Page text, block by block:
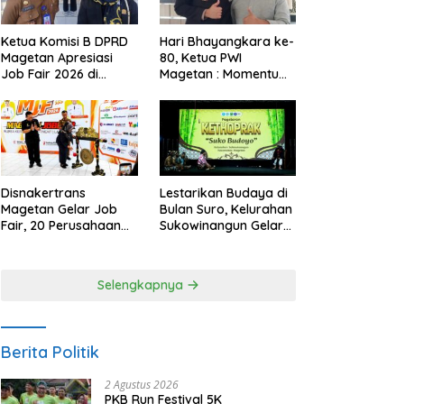
Ketua Komisi B DPRD
Magetan Apresiasi
Job Fair 2026 di
Anggaran
Hari Bhayangkara ke-
80, Ketua PWI
Magetan : Momentum
Kepercayaan Publik
Disnakertrans
Magetan Gelar Job
Fair, 20 Perusahaan
Lestarikan Budaya di
Bulan Suro, Kelurahan
Sukowinangun Gelar
Selengkapnya
Berita Politik
2 Agustus 2026
PKB Run Festival 5K